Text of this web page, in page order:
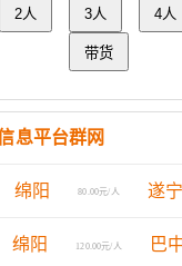
2人 3人 4人
带货
息平台群网
绵阳 80.00元/人 遂宁
绵阳 120.00元/人 巴